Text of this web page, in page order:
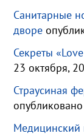
Санитарные
дворе
Секреты
23 октября,
Страусиная
Медицинский